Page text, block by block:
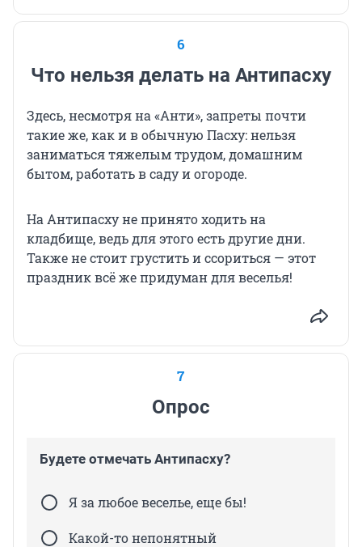
6
Что нельзя делать на Антипасху
Здесь, несмотря на «Анти», запреты почти
такие же, как и в обычную Пасху: нельзя
заниматься тяжелым трудом, домашним
бытом, работать в саду и огороде.
На Антипасху не принято ходить на
кладбище, ведь для этого есть другие дни.
Также не стоит грустить и ссориться — этот
праздник всё же придуман для веселья!
7
Опрос
Будете отмечать Антипасху?
Я за любое веселье, еще бы!
Какой-то непонятный